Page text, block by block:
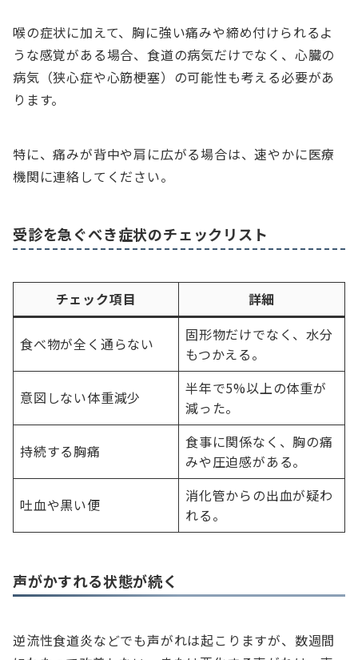
喉の症状に加えて、胸に強い痛みや締め付けられるよ
うな感覚がある場合、食道の病気だけでなく、心臓の
病気（狭心症や心筋梗塞）の可能性も考える必要があ
ります。
特に、痛みが背中や肩に広がる場合は、速やかに医療
機関に連絡してください。
受診を急ぐべき症状のチェックリスト
チェック項目 詳細
食べ物が全く通らない
固形物だけでなく、水分
もつかえる。
意図しない体重減少
半年で5%以上の体重が
減った。
持続する胸痛
食事に関係なく、胸の痛
みや圧迫感がある。
吐血や黒い便
消化管からの出血が疑わ
れる。
声がかすれる状態が続く
逆流性食道炎などでも声がれは起こりますが、数週間